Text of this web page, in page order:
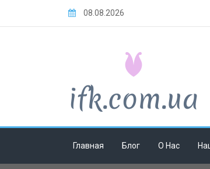
08.08.2026
Главная Блог О Нас